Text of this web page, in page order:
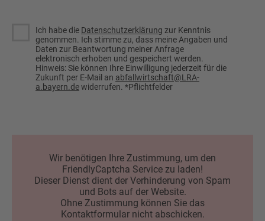
Ich habe die Datenschutzerklärung zur Kenntnis
genommen. Ich stimme zu, dass meine Angaben und
Daten zur Beantwortung meiner Anfrage
elektronisch erhoben und gespeichert werden.
Hinweis: Sie können Ihre Einwilligung jederzeit für die
Zukunft per E-Mail an abfallwirtschaft@LRA-
a.bayern.dewiderrufen. *Pflichtfelder
Wir benötigen Ihre Zustimmung, um den
FriendlyCaptcha Service zu laden!
Dieser Dienst dient der Verhinderung von Spam
und Bots auf der Website.
Ohne Zustimmung können Sie das
Kontaktformular nicht abschicken.